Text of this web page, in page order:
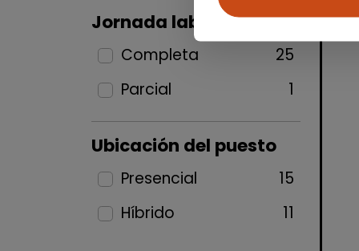
Jornada laboral
Completa
25
Parcial
1
Ubicación del puesto
Presencial
15
Híbrido
11